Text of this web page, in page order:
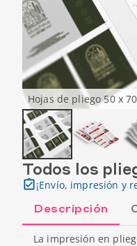
Hojas de pliego 50 x
Todos los
¡Envío, impresión y
Descripción
La impresión en